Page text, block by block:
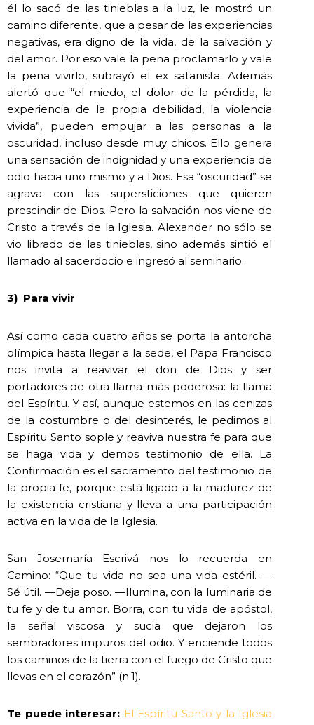
él lo sacó de las tinieblas a la luz, le mostró un
camino diferente, que a pesar de las experiencias
negativas, era digno de la vida, de la salvación y
del amor. Por eso vale la pena proclamarlo y vale
la pena vivirlo, subrayó el ex satanista. Además
alertó que “el miedo, el dolor de la pérdida, la
experiencia de la propia debilidad, la violencia
vivida”, pueden empujar a las personas a la
oscuridad, incluso desde muy chicos. Ello genera
una sensación de indignidad y una experiencia de
odio hacia uno mismo y a Dios. Esa “oscuridad” se
agrava con las supersticiones que quieren
prescindir de Dios. Pero la salvación nos viene de
Cristo a través de la Iglesia. Alexander no sólo se
vio librado de las tinieblas, sino además sintió el
llamado al sacerdocio e ingresó al seminario.
3) Para vivir
Así como cada cuatro años se porta la antorcha
olímpica hasta llegar a la sede, el Papa Francisco
nos invita a reavivar el don de Dios y ser
portadores de otra llama más poderosa: la llama
del Espíritu. Y así, aunque estemos en las cenizas
de la costumbre o del desinterés, le pedimos al
Espíritu Santo sople y reaviva nuestra fe para que
se haga vida y demos testimonio de ella. La
Confirmación es el sacramento del testimonio de
la propia fe, porque está ligado a la madurez de
la existencia cristiana y lleva a una participación
activa en la vida de la Iglesia.
San Josemaría Escrivá nos lo recuerda en
Camino: “Que tu vida no sea una vida estéril. —
Sé útil. —Deja poso. —Ilumina, con la luminaria de
tu fe y de tu amor. Borra, con tu vida de apóstol,
la señal viscosa y sucia que dejaron los
sembradores impuros del odio. Y enciende todos
los caminos de la tierra con el fuego de Cristo que
llevas en el corazón” (n.1).
Te puede interesar: El Espíritu Santo y la Iglesia